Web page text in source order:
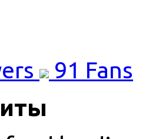
91 Fans